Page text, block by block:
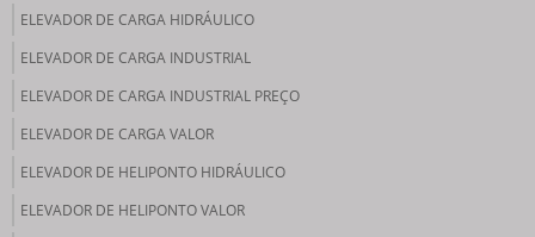
ELEVADOR DE CARGA HIDRÁULICO
ELEVADOR DE CARGA INDUSTRIAL
ELEVADOR DE CARGA INDUSTRIAL PREÇO
ELEVADOR DE CARGA VALOR
ELEVADOR DE HELIPONTO HIDRÁULICO
ELEVADOR DE HELIPONTO VALOR